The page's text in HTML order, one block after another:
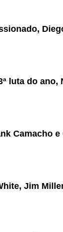
luta do
Camacho
Jim